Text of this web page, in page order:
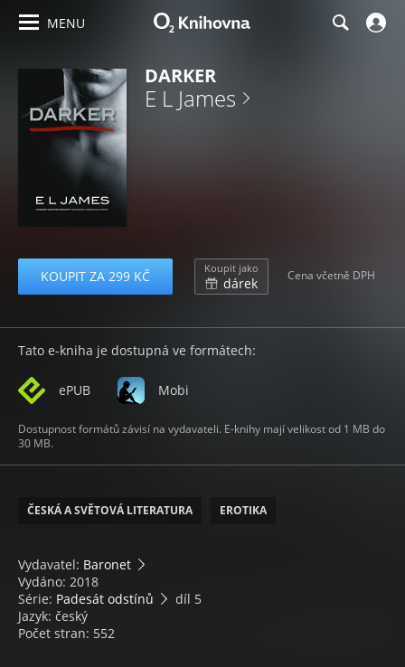
MENU
DARKER
E L James
KOUPIT ZA 299 KČ Koupit jako
dárek Cena včetně DPH
Tato e-kniha je dostupná ve formátech:
ePUB Mobi
Dostupnost formátů závisí na vydavateli. E-knihy mají velikost od 1 MB do
30 MB.
ČESKÁ A SVĚTOVÁ LITERATURA EROTIKA
Vydavatel: Baronet
Vydáno: 2018
Série: Padesát odstínů
díl 5
Jazyk: český
Počet stran: 552